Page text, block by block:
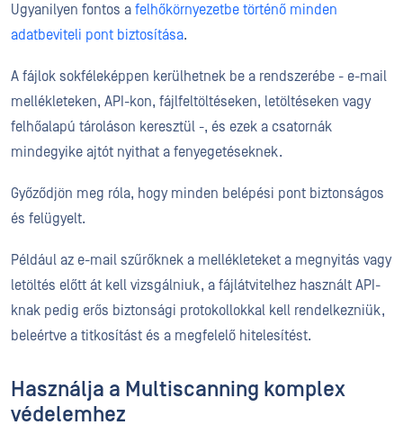
Ugyanilyen fontos a felhőkörnyezetbe történő minden
adatbeviteli pont biztosítása.
A fájlok sokféleképpen kerülhetnek be a rendszerébe - e-mail
mellékleteken, API-kon, fájlfeltöltéseken, letöltéseken vagy
felhőalapú tároláson keresztül -, és ezek a csatornák
mindegyike ajtót nyithat a fenyegetéseknek.
Győződjön meg róla, hogy minden belépési pont biztonságos
és felügyelt.
Például az e-mail szűrőknek a mellékleteket a megnyitás vagy
letöltés előtt át kell vizsgálniuk, a fájlátvitelhez használt API-
knak pedig erős biztonsági protokollokkal kell rendelkezniük,
beleértve a titkosítást és a megfelelő hitelesítést.
Használja a Multiscanning komplex
védelemhez